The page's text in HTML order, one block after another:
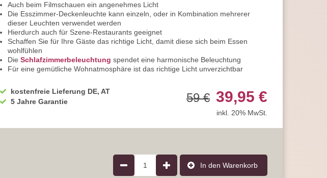
Auch beim Filmschauen ein angenehmes Licht
Die Esszimmer-Deckenleuchte kann einzeln, oder in Kombination mehrerer
dieser Leuchten verwendet werden
Hierdurch auch für Szene-Restaurants geeignet
Schaffen Sie für Ihre Gäste das richtige Licht, damit diese sich beim Essen
wohlfühlen
Die Schlafzimmerbeleuchtung spendet eine harmonische Beleuchtung
Für eine gemütliche Wohnatmosphäre ist das richtige Licht unverzichtbar
Beim Eintreten in Ihr Zuhause, sorgt diese Flur-Deckenleuchte für eine
zurückhaltende Beleuchtung
Sie werden nicht geblendet
kann in eine Vielzahl von Einrichtungsstilen
unterschiedlichen Größen, Formen und Farbnuancen
Der Baldachin hat eine quadratische Form
kostenfreie Lieferung DE, AT
5 Jahre Garantie
59 € 39,95 €
inkl. 20% MwSt.
1 In den Warenkorb